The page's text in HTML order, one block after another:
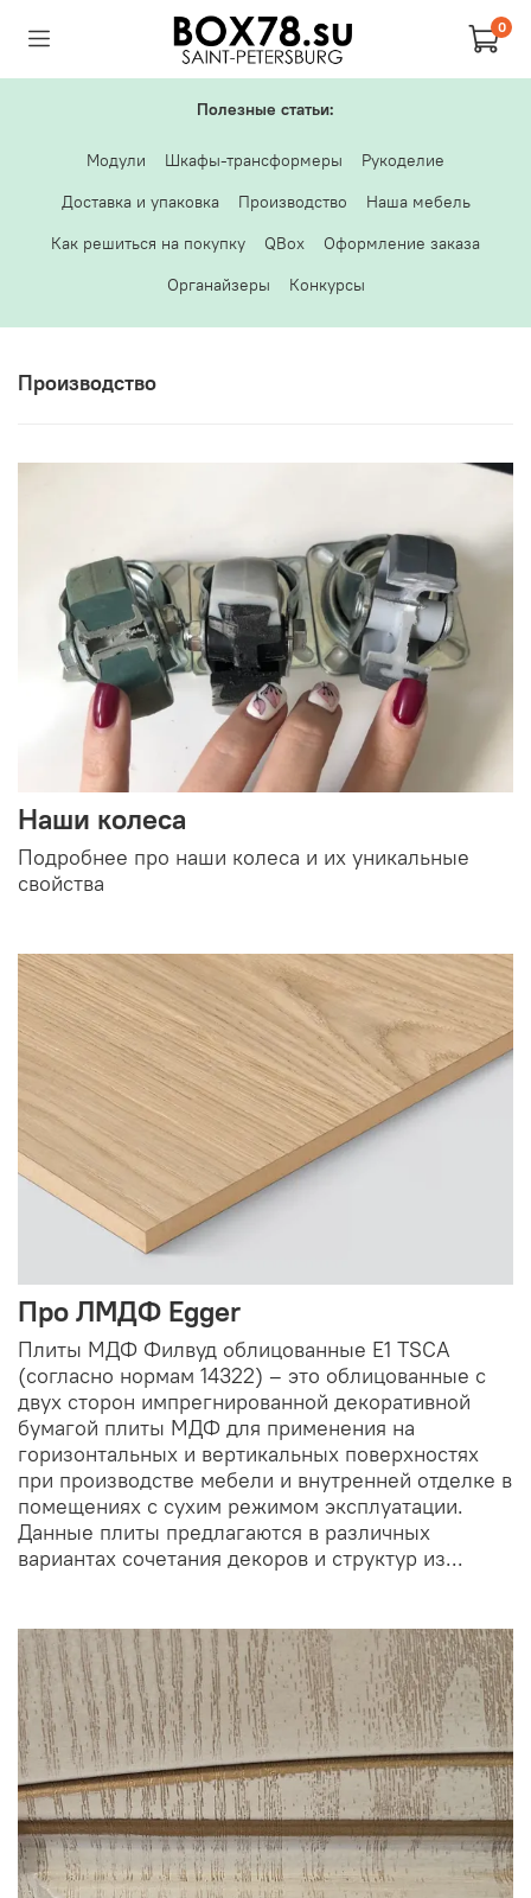
0
Полезные статьи:
Модули Шкафы-трансформеры
Рукоделие
Доставка и упаковка
Производство
Наша мебель
Как решиться на покупку
QBox
Оформление заказа
Органайзеры
Конкурсы
Производство
Наши колеса
Подробнее про наши колеса и их уникальные
свойства
Про ЛМДФ Egger
Плиты МДФ Филвуд облицованные E1 TSCA
(согласно нормам 14322) – это облицованные с
двух сторон импрегнированной декоративной
бумагой плиты МДФ для применения на
горизонтальных и вертикальных поверхностях
при производстве мебели и внутренней отделке в
помещениях с сухим режимом эксплуатации.
Данные плиты предлагаются в различных
вариантах сочетания декоров и структур из...